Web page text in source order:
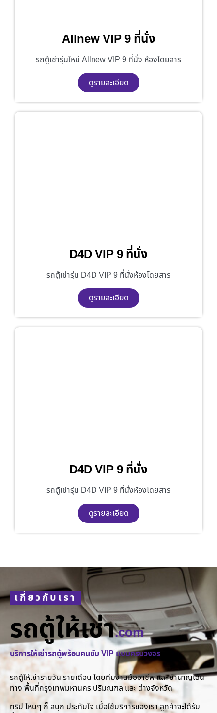
Allnew VIP 9 ที่นั่ง
รถตู้เช่ารุ่นใหม่ Allnew VIP 9 ที่นั่ง ห้องโดยสาร
ดูรายละเอียด
D4D VIP 9 ที่นั่ง
รถตู้เช่ารุ่น D4D VIP 9 ที่นั่งห้องโดยสาร
ดูรายละเอียด
D4D VIP 9 ที่นั่ง
รถตู้เช่ารุ่น D4D VIP 9 ที่นั่งห้องโดยสาร
ดูรายละเอียด
เกี่ยวกับเรา
รถตู้ให้เช่า.com
บริการให้เช่ารถตู้พร้อมคนขับ VIP แบบครบวงจร
รถตู้ให้เช่ารายวัน รายเดือน โดยทีมงานมืออาชีพ และ ชำนาญเส้น
ทาง พื้นที่กรุงเทพมหานคร ปริมณฑล และ ต่างจังหวัด
ทริป ไหนๆ ก็ สนุก ประทับใจ เมื่อใช้บริการของเรา ลูกค้าจะได้รับ